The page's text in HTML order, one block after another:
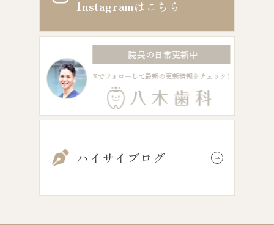
Instagramはこちら
ハイサイブログ